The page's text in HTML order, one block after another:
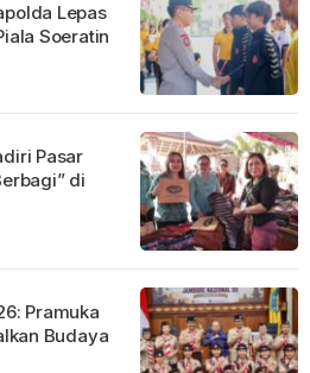
Lepas
Soeratin
Pasar
di
Pramuka
Budaya